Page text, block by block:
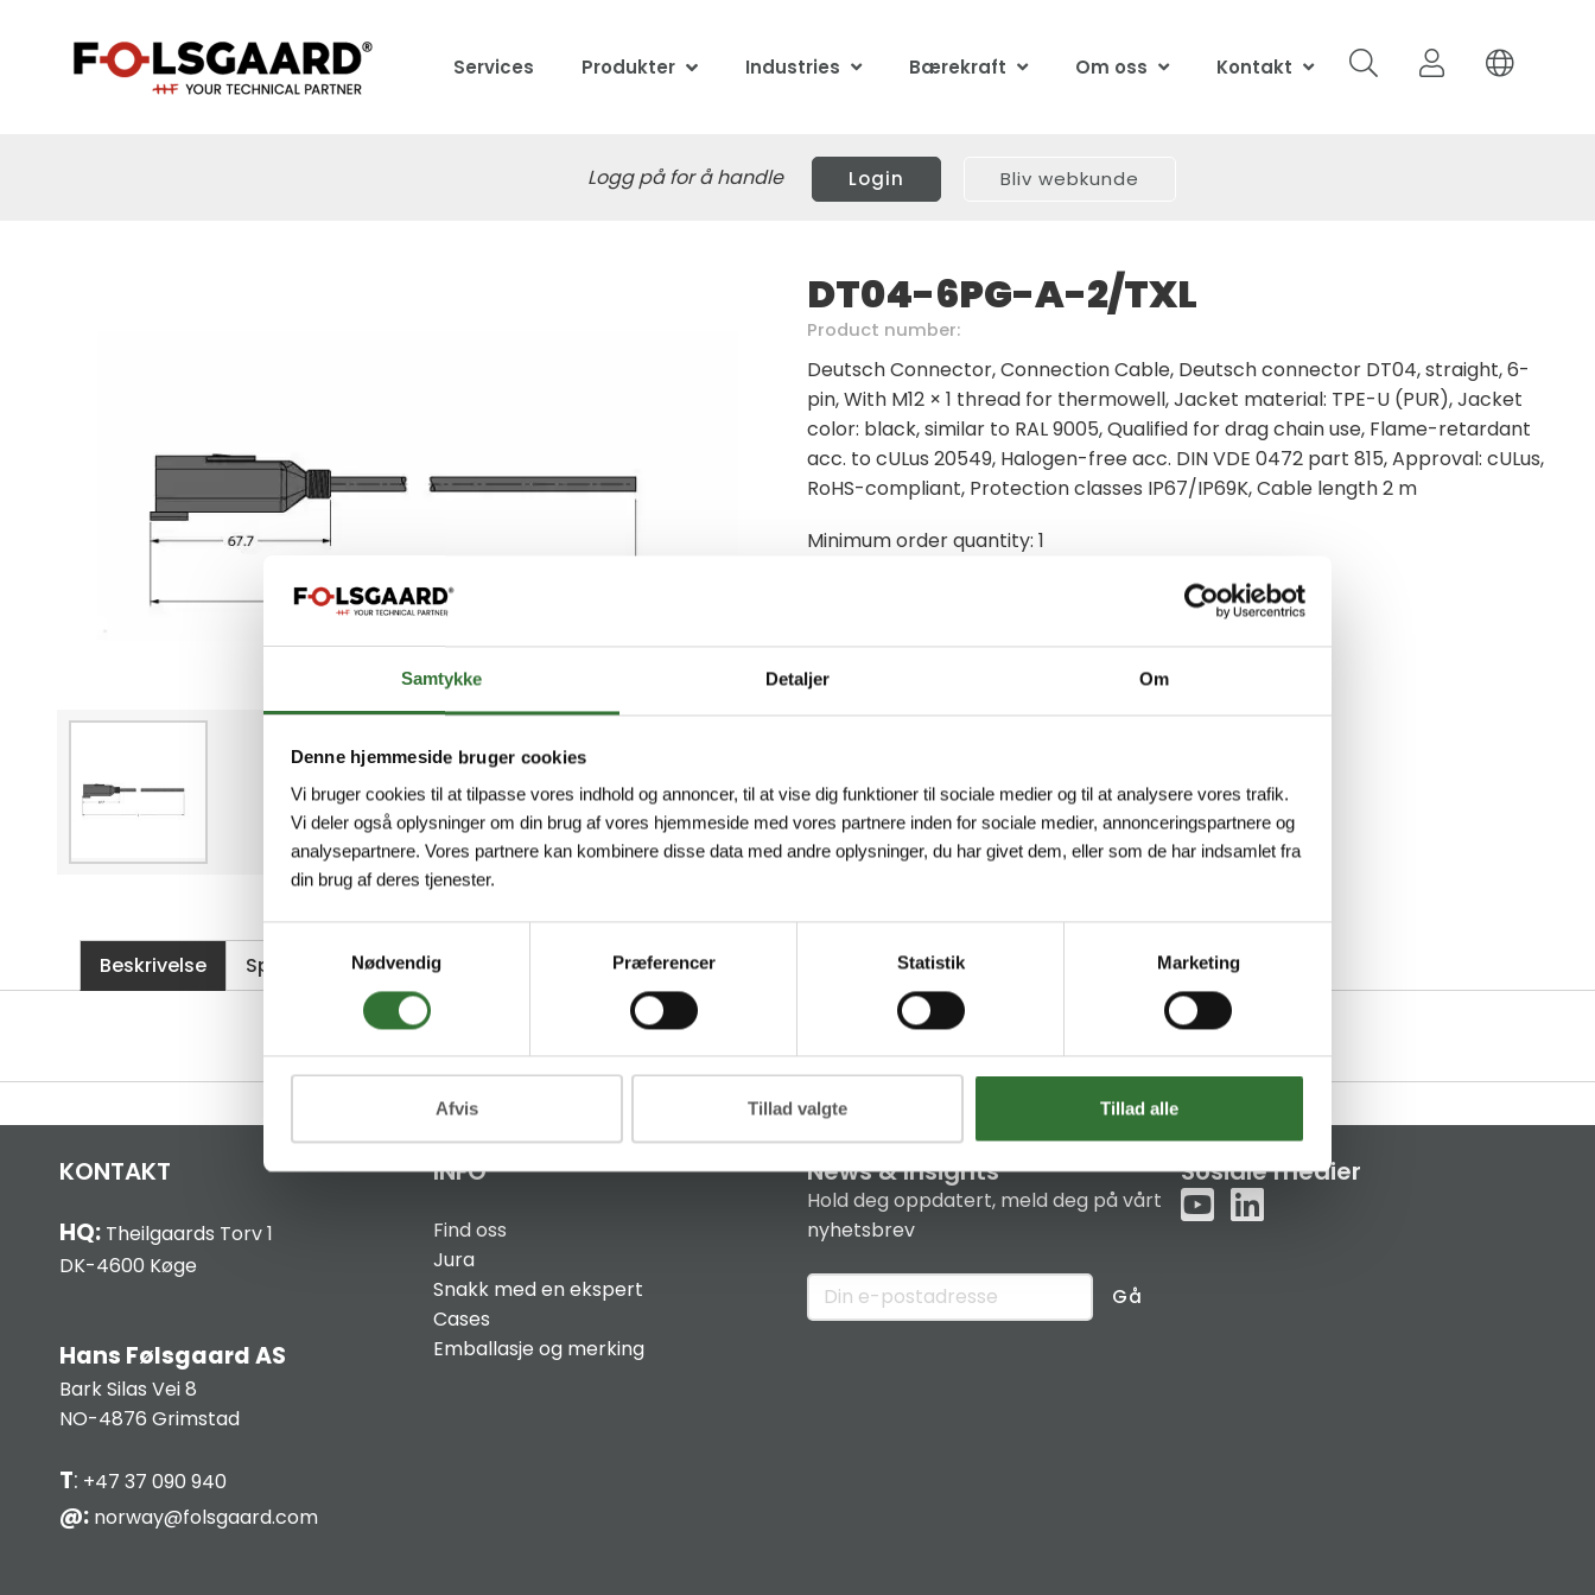
Samtykke Detaljer Om
Denne hjemmeside bruger cookies
Vi bruger cookies til at tilpasse vores indhold og annoncer, til at vise dig funktioner til sociale medier og til at analysere vores trafik.
Vi deler også oplysninger om din brug af vores hjemmeside med vores partnere inden for sociale medier, annonceringspartnere og
analysepartnere. Vores partnere kan kombinere disse data med andre oplysninger, du har givet dem, eller som de har indsamlet fra
din brug af deres tjenester.
Nødvendig
Præferencer Statistik Marketing
Afvis Tillad valgte Tillad alle
Services Produkter Industries Bærekraft Om oss Kontakt
Logg på for å handle Login Bliv webkunde
DT04-6PG-A-2/TXL
Product number:
Deutsch Connector, Connection Cable, Deutsch connector DT04, straight, 6-
pin, With M12 × 1 thread for thermowell, Jacket material: TPE-U (PUR), Jacket
color: black, similar to RAL 9005, Qualified for drag chain use, Flame-retardant
acc. to cULus 20549, Halogen-free acc. DIN VDE 0472 part 815, Approval: cULus,
RoHS-compliant, Protection classes IP67/IP69K, Cable length 2 m
Minimum order quantity: 1
Beskrivelse Spesifikasjoner Filer
KONTAKT
HQ:Theilgaards Torv 1
DK-4600 Køge
Hans Følsgaard AS
Bark Silas Vei 8
NO-4876 Grimstad
T: +47 37 090 940
@:norway@folsgaard.com
INFO
Find oss
Jura
Snakk med en ekspert
Cases
Emballasje og merking
News & Insights
Hold deg oppdatert, meld deg på vårt
nyhetsbrev
Gå
Sosiale medier